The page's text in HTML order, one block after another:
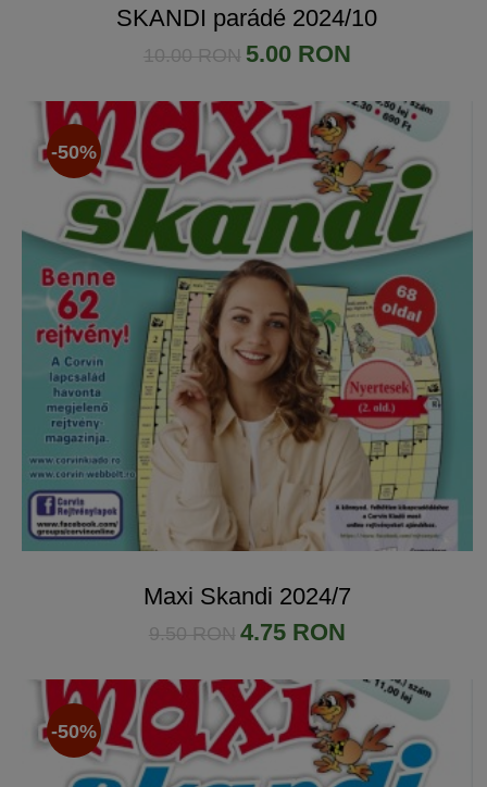
SKANDI parádé 2024/10
10.00 RON 5.00 RON
Maxi Skandi 2024/7
-50%
9.50 RON 4.75 RON
-50%